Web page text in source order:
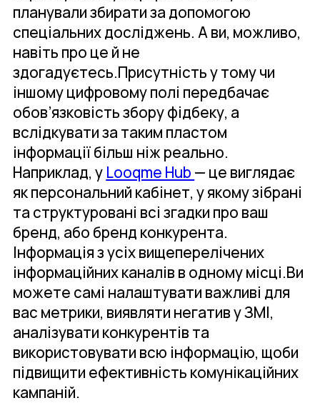
планували збирати за допомогою
спеціальних досліджень. А ви, можливо,
навіть про це й не
здогадуєтесь.Присутність у тому чи
іншому цифровому полі передбачає
обов’язковість збору фідбеку, а
вслідкувати за таким пластом
інформації більш ніж реально.
Наприклад, у Looqme Hub — це виглядає
як персональний кабінет, у якому зібрані
та структуровані всі згадки про ваш
бренд, або бренд конкурента.
Інформація з усіх вищеперелічених
інформаційних каналів в одному місці.Ви
можете самі налаштувати важливі для
вас метрики, виявляти негатив у ЗМІ,
аналізувати конкурентів та
використовувати всю інформацію, щоби
підвищити ефективність комунікаційних
кампаній.